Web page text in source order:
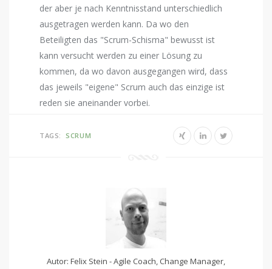
der aber je nach Kenntnisstand unterschiedlich
ausgetragen werden kann. Da wo den
Beteiligten das "Scrum-Schisma" bewusst ist
kann versucht werden zu einer Lösung zu
kommen, da wo davon ausgegangen wird, dass
das jeweils "eigene" Scrum auch das einzige ist
reden sie aneinander vorbei.
TAGS: SCRUM
Autor: Felix Stein - Agile Coach, Change Manager,